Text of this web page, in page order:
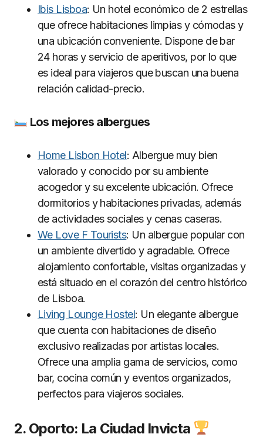
Ibis Lisboa: Un hotel económico de 2 estrellas
que ofrece habitaciones limpias y cómodas y
una ubicación conveniente. Dispone de bar
24 horas y servicio de aperitivos, por lo que
es ideal para viajeros que buscan una buena
relación calidad-precio.
Los mejores albergues
Home Lisbon Hotel: Albergue muy bien
valorado y conocido por su ambiente
acogedor y su excelente ubicación. Ofrece
dormitorios y habitaciones privadas, además
de actividades sociales y cenas caseras.
We Love F Tourists: Un albergue popular con
un ambiente divertido y agradable. Ofrece
alojamiento confortable, visitas organizadas y
está situado en el corazón del centro histórico
de Lisboa.
Living Lounge Hostel: Un elegante albergue
que cuenta con habitaciones de diseño
exclusivo realizadas por artistas locales.
Ofrece una amplia gama de servicios, como
bar, cocina común y eventos organizados,
perfectos para viajeros sociales.
2. Oporto: La Ciudad Invicta